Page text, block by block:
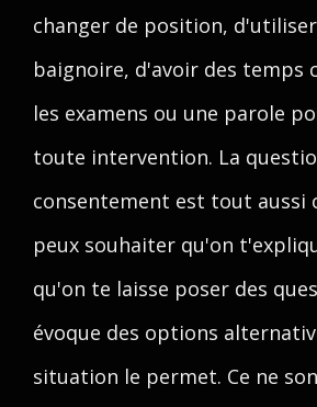
changer de position,
baignoire, d'avoir des temps
les examens ou une parole
toute intervention. La
consentement est tout aussi
peux souhaiter qu'on
qu'on te laisse poser des
évoque des options
situation le permet. Ce ne